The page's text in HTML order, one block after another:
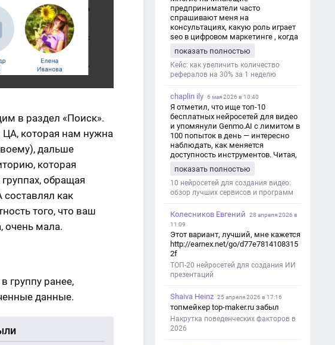
в раздел «Поиск».
ЦА, которая нам нужна
дальше
которая
обращая
как
того, что ваш
очень мала.
группу ранее,
данные.
предприниматели часто
спрашивают меня на
консультациях, какую роль играет
seo в цифровом маркетинге , когда
обсуждаем их проект:
https://aseotop.com/kakuyu-rol-igraet-
seo-v-czifrovom-marketinge/
показать полностью
Кейс: как увеличить количество
рефералов на 30% за 1 неделю
chaplin ily 6 мая 2026 в 10:40
Я отметил, что ище топ-10
бесплатных нейросетей для видео
и упомянули Genmo.AI с лимитом в
100 попыток в день — интересно
наблюдать, как меняется
доступность инструментов. Читая,
с короткими клипами в телеграм-
каналах YAGLA и Kokoc Group. Flux 2
показать полностью
10 нейросетей для создания видео:
обзор лучших сервисов и программ
Колесников Евгений
28 апреля 2026 в
11:09
Этот вариант, лучший, мне кажется
http://earnex.net/go/d77e7814108315
2f
ТОП-20 нейросетей для создания ИИ
презентаций
Shaiva Heinz 25 апреля 2026 в 17:16
топмейкер top-maker.ru забыл
Накрутка поведенческих факторов в
2026